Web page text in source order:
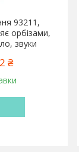
93211,
орбізами,
звуки
₴